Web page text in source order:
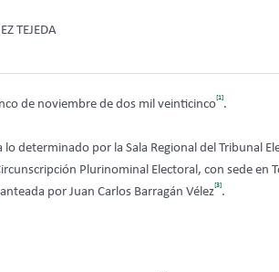
TEJEDA
de noviembre de dos mil veinticinco
[1]
.
determinado por la Sala Regional del Tribunal
Plurinominal Electoral, con sede en
por Juan Carlos Barragán Vélez
[3]
.